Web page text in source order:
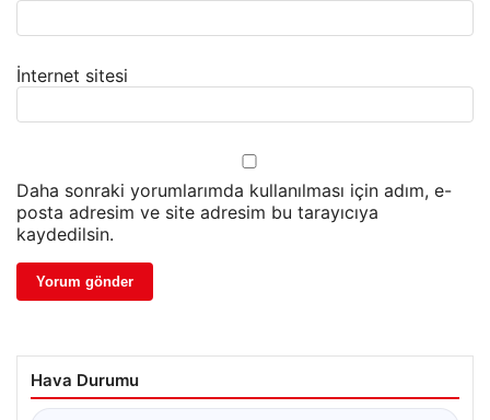
İnternet sitesi
Daha sonraki yorumlarımda kullanılması için adım, e-
posta adresim ve site adresim bu tarayıcıya
kaydedilsin.
Hava Durumu